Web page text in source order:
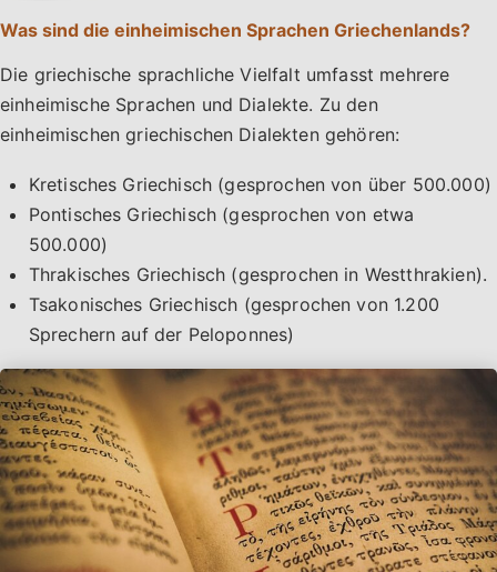
Was sind die einheimischen Sprachen Griechenlands?
Die griechische sprachliche Vielfalt umfasst mehrere
einheimische Sprachen und Dialekte. Zu den
einheimischen griechischen Dialekten gehören:
Kretisches Griechisch (gesprochen von über 500.000)
Pontisches Griechisch (gesprochen von etwa
500.000)
Thrakisches Griechisch (gesprochen in Westthrakien).
Tsakonisches Griechisch (gesprochen von 1.200
Sprechern auf der Peloponnes)